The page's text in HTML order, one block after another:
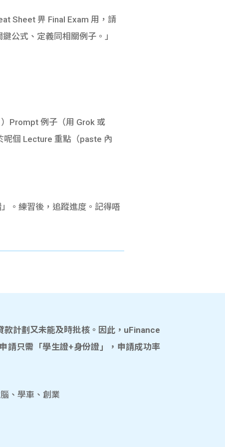
Sheet 畀 Final Exam 用，請
公式、定義同相關例子。」
）Prompt 例子（用 Grok 或
呢個 Lecture 重點（paste 內
。練習後，追蹤進度。記得唔
計劃又未能及時批核。因此，uFinance
請只需「學生證+身份證」，申請成功率
、學車、創業